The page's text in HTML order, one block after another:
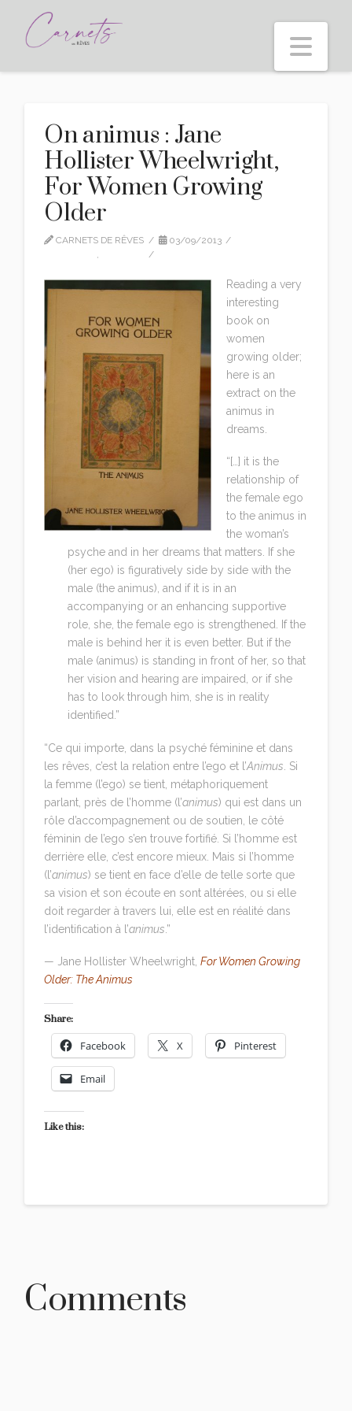
On animus : Jane
Hollister Wheelwright,
For Women Growing
Older
CARNETS DE RÊVES
03/09/2013
,
Reading a very
interesting
book on
women
growing older;
here is an
extract on the
animus in
dreams.
“[…] it is the
relationship of
the female ego
to the animus in
the woman’s
psyche and in her dreams that matters. If she
(her ego) is figuratively side by side with the
male (the animus), and if it is in an
accompanying or an enhancing supportive
role, she, the female ego is strengthened. If the
male is behind her it is even better. But if the
male (animus) is standing in front of her, so that
her vision and hearing are impaired, or if she
has to look through him, she is in reality
identified.”
“Ce qui importe, dans la psyché féminine et dans
les rêves, c’est la relation entre l’ego et l’Animus . Si
la femme (l’ego) se tient, métaphoriquement
parlant, près de l’homme (l’animus) qui est dans un
rôle d’accompagnement ou de soutien, le côté
féminin de l’ego s’en trouve fortifié. Si l’homme est
derrière elle, c’est encore mieux. Mais si l’homme
(l’animus) se tient en face d’elle de telle sorte que
sa vision et son écoute en sont altérées, ou si elle
doit regarder à travers lui, elle est en réalité dans
l’identification à l’animus .”
— Jane Hollister Wheelwright,For Women Growing
Older: The Animus
Share:
Facebook X Pinterest
Email
Like this:
Comments